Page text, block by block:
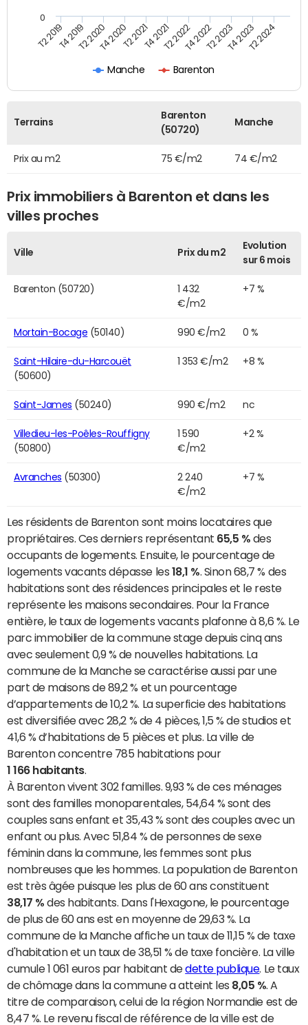
Manche Barenton
T2 2019T4 2019T2 2020T4 2020T2 2021T4 2021T2 2022T4 2022T2 2023T4 2023T2 2024
0
Terrains
Barenton
(50720)
Manche
Prix au m2 75 €/m2 74 €/m2
Prix immobiliers à Barenton et dans les
villes proches
Ville Prix du m2
Evolution
sur 6 mois
Barenton (50720)
1 432
€/m2
+7 %
Mortain-Bocage (50140) 990 €/m2 0 %
Saint-Hilaire-du-Harcouët
(50600)
1 353 €/m2 +8 %
Saint-James (50240) 990 €/m2 nc
Villedieu-les-Poêles-Rouffigny
(50800)
1 590
€/m2
+2 %
Avranches (50300)
2 240
€/m2
+7 %
Les résidents de Barenton sont moins locataires que
propriétaires. Ces derniers représentant 65,5 % des
occupants de logements. Ensuite, le pourcentage de
logements vacants dépasse les 18,1 % . Sinon 68,7 % des
habitations sont des résidences principales et le reste
représente les maisons secondaires. Pour la France
entière, le taux de logements vacants plafonne à 8,6 %. Le
parc immobilier de la commune stage depuis cinq ans
avec seulement 0,9 % de nouvelles habitations. La
commune de la Manche se caractérise aussi par une
part de maisons de 89,2 % et un pourcentage
d’appartements de 10,2 %. La superficie des habitations
est diversifiée avec 28,2 % de 4 pièces, 1,5 % de studios et
41,6 % d’habitations de 5 pièces et plus. La ville de
Barenton concentre 785 habitations pour
1 166 habitants.
À Barenton vivent 302 familles. 9,93 % de ces ménages
sont des familles monoparentales, 54,64 % sont des
couples sans enfant et 35,43 % sont des couples avec un
enfant ou plus. Avec 51,84 % de personnes de sexe
féminin dans la commune, les femmes sont plus
nombreuses que les hommes. La population de Barenton
est très âgée puisque les plus de 60 ans constituent
38,17 % des habitants. Dans l'Hexagone, le pourcentage
de plus de 60 ans est en moyenne de 29,63 %. La
commune de la Manche affiche un taux de 11,15 % de taxe
d'habitation et un taux de 38,51 % de taxe foncière. La ville
cumule 1 061 euros par habitant dedette publique. Le taux
de chômage dans la commune a atteint les 8,05 % . A
titre de comparaison, celui de la région Normandie est de
8,47 %. Le revenu fiscal de référence de la ville est de